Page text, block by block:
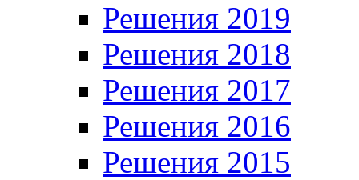
Решения 2019
Решения 2018
Решения 2017
Решения 2016
Решения 2015